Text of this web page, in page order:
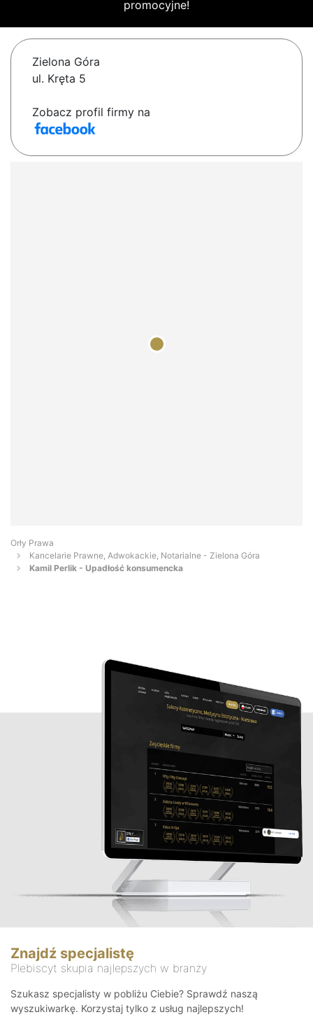
promocyjne!
Zielona Góra
ul. Kręta 5
Zobacz profil firmy na
Orły Prawa
Kancelarie Prawne, Adwokackie, Notarialne - Zielona Góra
Kamil Perlik - Upadłość konsumencka
Znajdź specjalistę
Plebiscyt skupia najlepszych w branży
Szukasz specjalisty w pobliżu Ciebie? Sprawdź naszą
wyszukiwarkę. Korzystaj tylko z usług najlepszych!